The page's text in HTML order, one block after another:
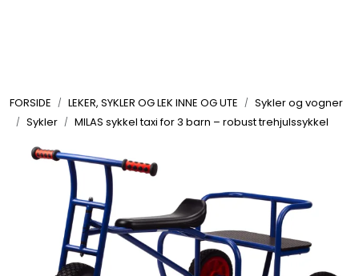
FORSIDE LEKER, SYKLER OG LEK INNE OG UTE
Sykler og vogner
Sykler
MILAS sykkel taxi for 3 barn – robust trehjulssykkel
LEKER, SYKLER OG LEK INNE OG UTE
UTEMØBLER OG UTEMILJØ
FAGOMRÅDER
MØBLER, INVENTAR OG UTSTYR